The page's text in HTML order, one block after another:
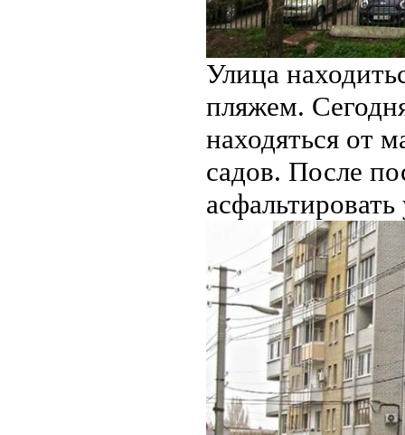
Улица
пляжем.
находяться от
садов. После
асфальтировать